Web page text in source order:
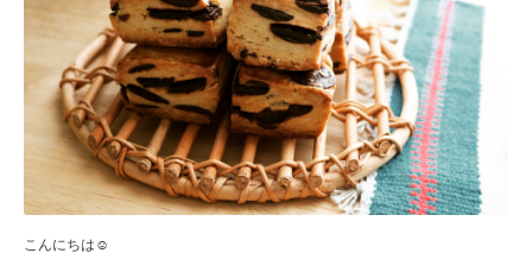
こんにちは☺︎